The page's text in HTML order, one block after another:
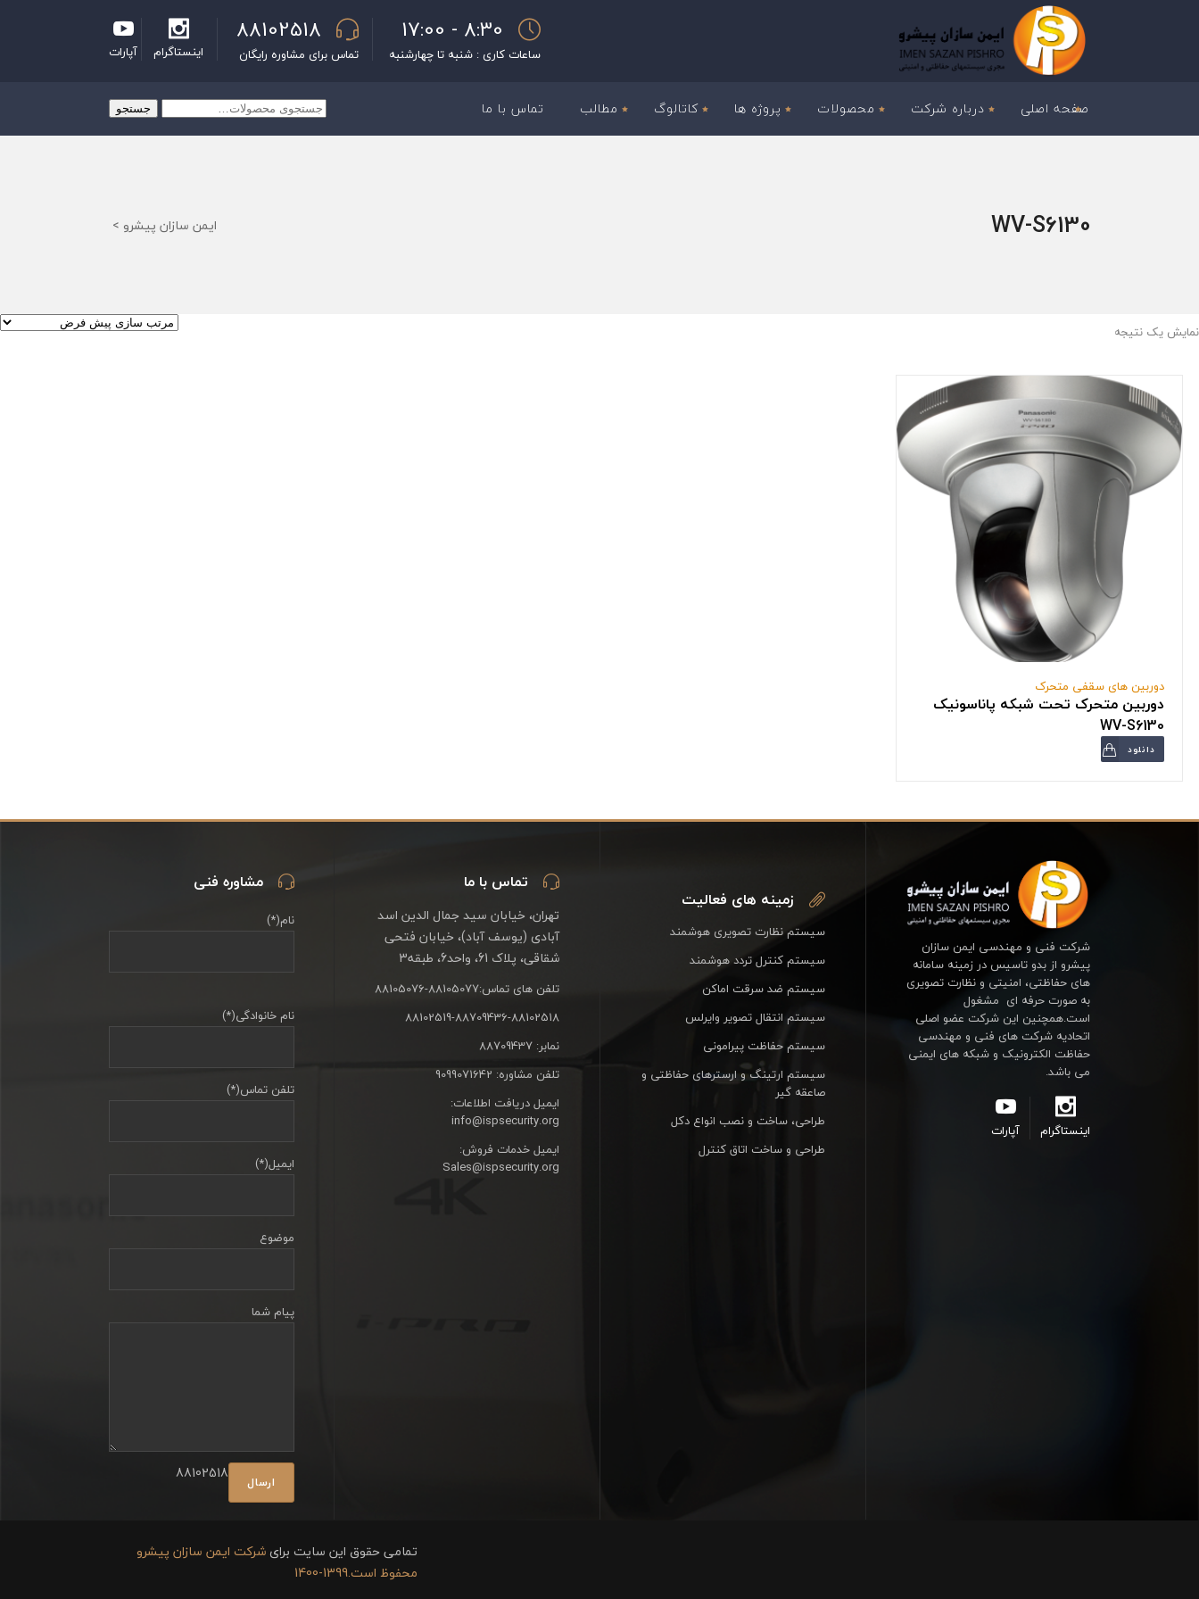
8:30 - 17:00
ساعات کاری : شنبه تا چهارشنبه
88102518
تماس برای مشاوره رایگان اینستاگرام آپارات
صفحه اصلی درباره شرکت محصولات پروژه ها کاتالوگ مطالب تماس با ما
جستجو
برای:
جستجو
WV-S6130 ایمن سازان پیشرو >
نمایش یک نتیجه
دوربین های سقفی متحرک
دوربین متحرک تحت شبکه پاناسونیک
WV-S6130
دانلود
مشاوره فنی
نام(*)
نام خانوادگی(*)
تلفن تماس(*)
ایمیل(*)
موضوع
پیام شما
88102518
تماس با ما
تهران، خیابان سید جمال الدین اسد
آبادی (یوسف آباد)، خیابان فتحی
شقاقی، پلاک 61، واحد6، طبقه3
تلفن های تماس:88105077-88105076
88102519-88709436-88102518
نمابر: 88709437
تلفن مشاوره: 9099071642
ایمیل دریافت اطلاعات:
info@ispsecurity.org
ایمیل خدمات فروش:
Sales@ispsecurity.org
زمینه های فعالیت
سیستم نظارت تصویری هوشمند
سیستم کنترل تردد هوشمند
سیستم ضد سرقت اماکن
سیستم انتقال تصویر وایرلس
سیستم حفاظت پیرامونی
سیستم ارتینگ و ارسترهای حفاظتی و
صاعقه گیر
طراحی، ساخت و نصب انواع دکل
طراحی و ساخت اتاق کنترل
شرکت فنی و مهندسی ایمن سازان
پیشرو از بدو تاسیس در زمینه سامانه
های حفاظتی، امنیتی و نظارت تصویری
به صورت حرفه ای مشغول
است.همچنین این شرکت عضو اصلی
اتحادیه شرکت های فنی و مهندسی
حفاظت الکترونیک و شبکه های ایمنی
می باشد.
اینستاگرام آپارات
تمامی حقوق این سایت برایشرکت ایمن سازان پیشرو
محفوظ است.1399-1400